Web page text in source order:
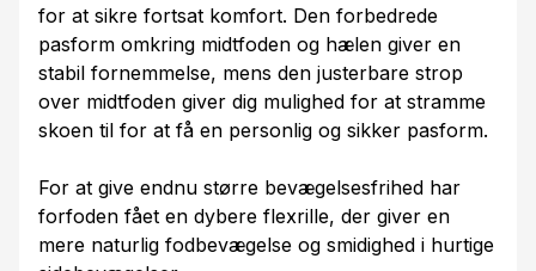
for at sikre fortsat komfort. Den forbedrede
pasform omkring midtfoden og hælen giver en
stabil fornemmelse, mens den justerbare strop
over midtfoden giver dig mulighed for at stramme
skoen til for at få en personlig og sikker pasform.
For at give endnu større bevægelsesfrihed har
forfoden fået en dybere flexrille, der giver en
mere naturlig fodbevægelse og smidighed i hurtige